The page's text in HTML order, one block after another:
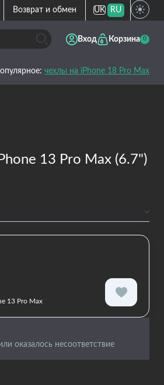
Возврат и обмен UK RU
Вход Корзина 0
чехлы на iPhone 18 Pro Max
13 Pro Max (6.7")
13 Pro Max
оказалось несоответствие